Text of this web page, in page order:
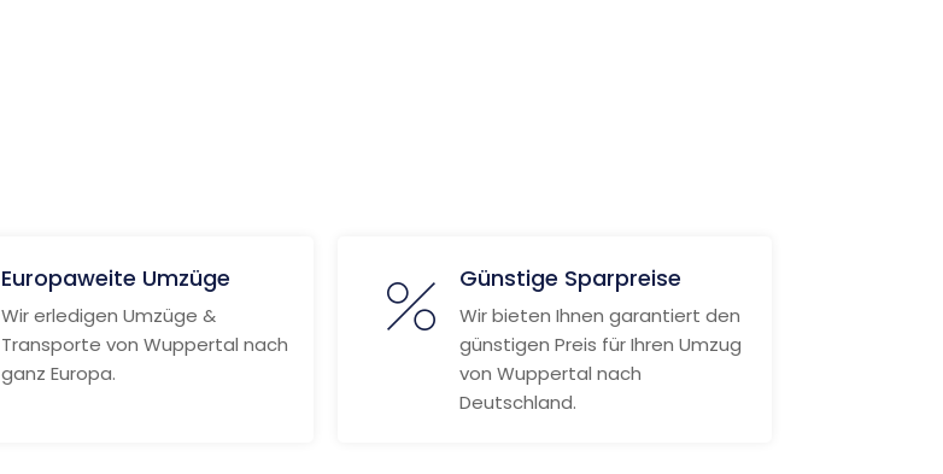
Europaweite Umzüge
Wir erledigen Umzüge &
Transporte von Wuppertal nach
ganz Europa.
Günstige Sparpreise
Wir bieten Ihnen garantiert den
günstigen Preis für Ihren Umzug
von Wuppertal nach
Deutschland.